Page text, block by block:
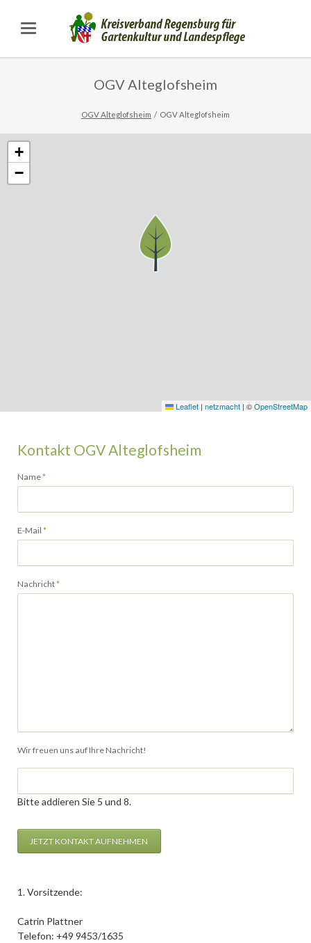
OGV Alteglofsheim
OGV Alteglofsheim OGV Alteglofsheim
+
−
Leaflet | netzmacht | ©OpenStreetMap
Kontakt OGV Alteglofsheim
Pflichtfeld
Name*
Pflichtfeld
E-Mail *
Pflichtfeld
Nachricht*
Wir freuen uns auf Ihre Nachricht!
Bitte addieren Sie 5 und 8.
JETZT KONTAKT AUFNEHMEN
1. Vorsitzende:
Catrin Plattner
Telefon: +49 9453/1635